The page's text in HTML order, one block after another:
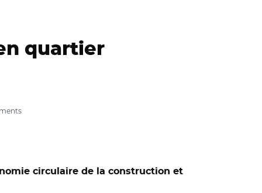
quartier
circulaire de la construction et